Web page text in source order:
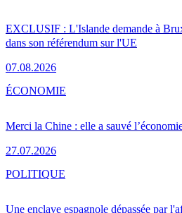
EXCLUSIF : L'Islande demande à
dans son référendum sur l'UE
07.08.2026
Merci la Chine : elle a sauvé
27.07.2026
ÉCONOMIE
Une enclave espagnole dépassée par
POLITIQUE